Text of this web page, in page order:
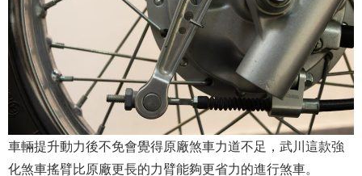
車輛提升動力後不免會覺得原廠煞車力道不足，武川這款強
化煞車搖臂比原廠更長的力臂能夠更省力的進行煞車。